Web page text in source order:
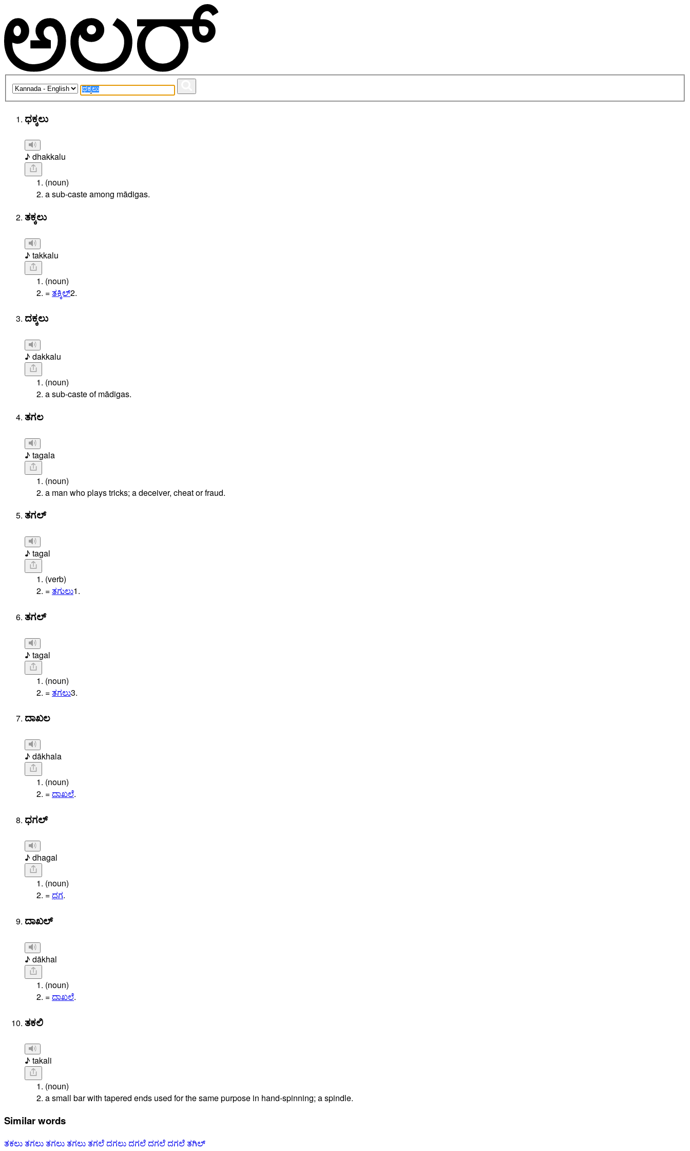
ಧಕ್ಕಲು
♪ dhakkalu
(noun)
a sub-caste among mādigas.
ತಕ್ಕಲು
♪ takkalu
(noun)
=ತಕ್ಕಿಲ್2.
ದಕ್ಕಲು
♪ dakkalu
(noun)
a sub-caste of mādigas.
ತಗಲ
♪ tagala
(noun)
a man who plays tricks; a deceiver, cheat or fraud.
ತಗಲ್
♪ tagal
(verb)
=ತಗುಲು1.
ತಗಲ್
♪ tagal
(noun)
=ತಗಲು3.
ದಾಖಲ
♪ dākhala
(noun)
=ದಾಖಲೆ.
ಧಗಲ್
♪ dhagal
(noun)
=ಧಗ.
ದಾಖಲ್
♪ dākhal
(noun)
=ದಾಖಲೆ.
ತಕಲಿ
♪ takali
(noun)
a small bar with tapered ends used for the same purpose in hand-spinning; a spindle.
Similar words
ತಕಲುತಗಲುತಗಲುತಗಲುತಗಲೆದಗಲುದಗಲೆದಗಲೆದಗಲೆತಗಿಲ್